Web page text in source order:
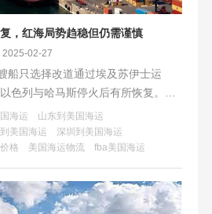
，红海局势趋稳但仍需谨慎
2025-02-27
船只选择改道通过埃及苏伊士运
色列与哈马斯停火后有所恢复。苏
航运公司的磋商显示出红海地区恢
运公司仍持谨慎态度，等待局势进
言，苏伊士运河部分航运已逐步恢
海运
山东到美国海运
美国海运
深圳到美国海运
格 美国海运物流 fba美国海运